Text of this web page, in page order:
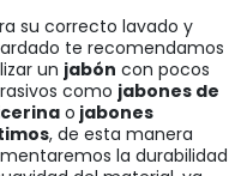
su correcto lavado y
te recomendamos
un jabón con pocos
como jabones de
o jabones
, de esta manera
la durabilidad